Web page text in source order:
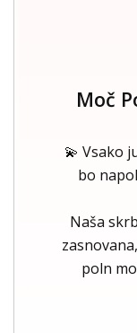
Moč
💫 Vsako
bo
Naša
poln